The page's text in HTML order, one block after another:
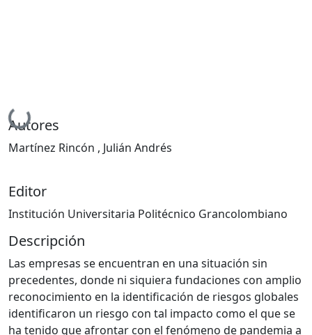
Cargando...
Autores
Martínez Rincón , Julián Andrés
Editor
Institución Universitaria Politécnico Grancolombiano
Descripción
Las empresas se encuentran en una situación sin
precedentes, donde ni siquiera fundaciones con amplio
reconocimiento en la identificación de riesgos globales
identificaron un riesgo con tal impacto como el que se
ha tenido que afrontar con el fenómeno de pandemia a